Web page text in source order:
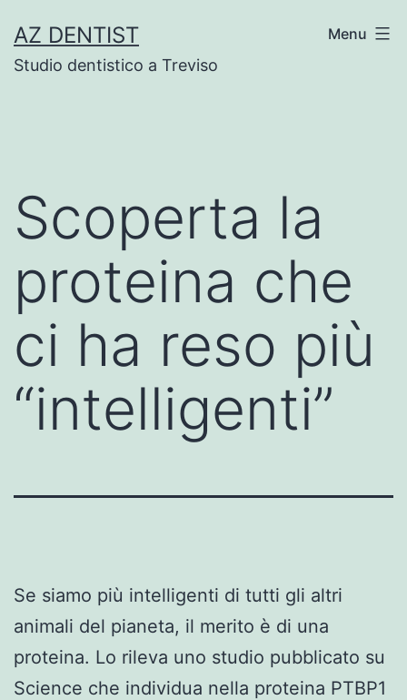
to
content
AZ DENTIST
Studio dentistico a Treviso
Menu
Scoperta la
proteina che
ci ha reso più
“intelligenti”
Se siamo più intelligenti di tutti gli altri
animali del pianeta, il merito è di una
proteina. Lo rileva uno studio pubblicato su
Science che individua nella proteina PTBP1